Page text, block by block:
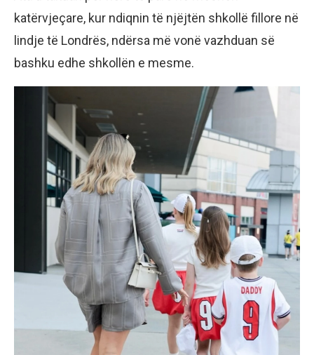
katërvjeçare, kur ndiqnin të njëjtën shkollë fillore në
lindje të Londrës, ndërsa më vonë vazhduan së
bashku edhe shkollën e mesme.